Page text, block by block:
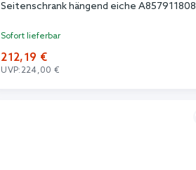
Seitenschrank hängend eiche A857911808
Sofort lieferbar
212,19 €
UVP: 224,00 €